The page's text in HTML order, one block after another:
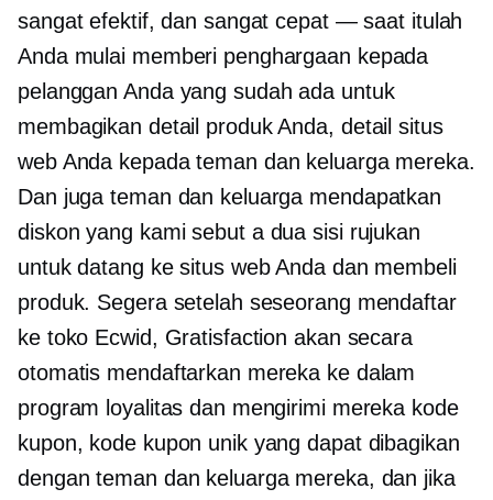
sangat efektif, dan sangat cepat — saat itulah
Anda mulai memberi penghargaan kepada
pelanggan Anda yang sudah ada untuk
membagikan detail produk Anda, detail situs
web Anda kepada teman dan keluarga mereka.
Dan juga teman dan keluarga mendapatkan
diskon yang kami sebut a dua sisirujukan
untuk datang ke situs web Anda dan membeli
produk. Segera setelah seseorang mendaftar
ke toko Ecwid, Gratisfaction akan secara
otomatis mendaftarkan mereka ke dalam
program loyalitas dan mengirimi mereka kode
kupon, kode kupon unik yang dapat dibagikan
dengan teman dan keluarga mereka, dan jika